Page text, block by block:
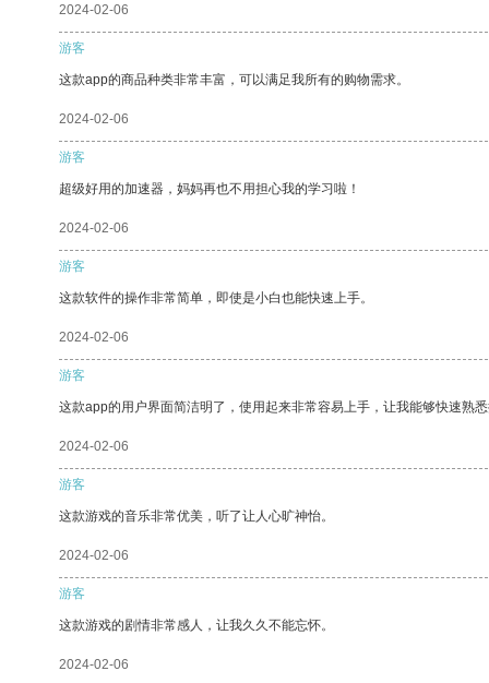
2024-02-06
游客
这款app的商品种类非常丰富，可以满足我所有的购物需求。
2024-02-06
游客
超级好用的加速器，妈妈再也不用担心我的学习啦！
2024-02-06
游客
这款软件的操作非常简单，即使是小白也能快速上手。
2024-02-06
游客
这款app的用户界面简洁明了，使用起来非常容易上手，让我能够快速熟
2024-02-06
游客
这款游戏的音乐非常优美，听了让人心旷神怡。
2024-02-06
游客
这款游戏的剧情非常感人，让我久久不能忘怀。
2024-02-06